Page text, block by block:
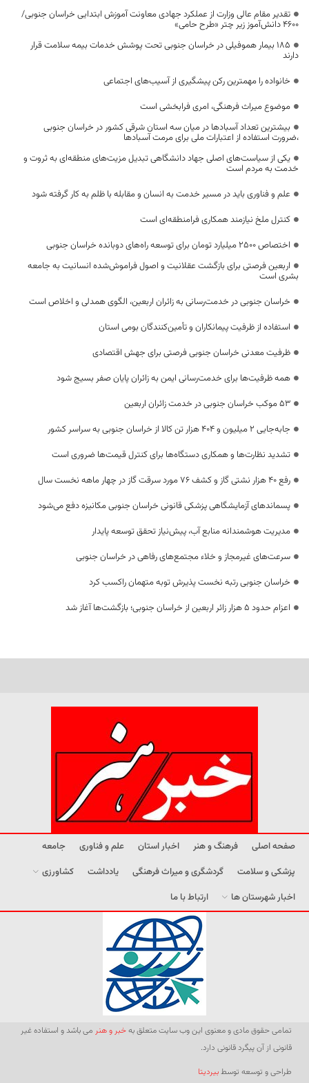
تقدیر مقام عالی وزارت از عملکرد جهادی معاونت آموزش ابتدایی خراسان جنوبی/
۴۶۰۰ دانش‌آموز زیر چتر «طرح حامی»
۱۸۵ بیمار هموفیلی در خراسان جنوبی تحت پوشش خدمات بیمه سلامت قرار
دارند
خانواده را مهمترین رکن پیشگیری از آسیب‌های اجتماعی
موضوع میراث فرهنگی، امری فرابخشی است
بیشترین تعداد آسبادها در میان سه استان شرقی کشور در خراسان جنوبی
،ضرورت استفاده از اعتبارات ملی برای مرمت آسبادها
یکی از سیاست‌های اصلی جهاد دانشگاهی تبدیل مزیت‌های منطقه‌ای به ثروت و
خدمت به مردم است
علم و فناوری باید در مسیر خدمت به انسان و مقابله با ظلم به کار گرفته شود
کنترل ملخ نیازمند همکاری فرامنطقه‌ای است
اختصاص 2500 میلیارد تومان برای توسعه راه‌های دوبانده خراسان جنوبی
اربعین فرصتی برای بازگشت عقلانیت و اصول فراموش‌شده انسانیت به جامعه
بشری است
خراسان جنوبی در خدمت‌رسانی به زائران اربعین، الگوی همدلی و اخلاص است
استفاده از ظرفیت پیمانکاران و تأمین‌کنندگان بومی استان
ظرفیت معدنی خراسان جنوبی فرصتی برای جهش اقتصادی
همه ظرفیت‌ها برای خدمت‌رسانی ایمن به زائران پایان صفر بسیج شود
53 موکب خراسان جنوبی در خدمت زائران اربعین
جابه‌جایی 2 میلیون و 404 هزار تن کالا از خراسان جنوبی به سراسر کشور
تشدید نظارت‌ها و همکاری دستگاه‌ها برای کنترل قیمت‌ها ضروری است
رفع 40 هزار نشتی گاز و کشف 76 مورد سرقت گاز در چهار ماهه نخست سال
پسماندهای آزمایشگاهی پزشکی قانونی خراسان جنوبی مکانیزه دفع می‌شود
مدیریت هوشمندانه منابع آب، پیش‌نیاز تحقق توسعه پایدار
سرعت‌های غیرمجاز و خلاء مجتمع‌های رفاهی در خراسان جنوبی
خراسان جنوبی رتبه نخست پذیرش توبه متهمان راکسب کرد
اعزام حدود 5 هزار زائر اربعین از خراسان جنوبی؛ بازگشت‌ها آغاز شد
صفحه اصلی فرهنگ و هنر اخبار استان علم و فناوری
جامعه
پزشکی و سلامت
گردشگری و میراث فرهنگی یادداشت
کشاورزی
اخبار شهرستان ها
ارتباط با ما
تمامی حقوق مادی و معنوی این وب سایت متعلق بهخبر و هنر می باشد و استفاده غیر
قانونی از آن پیگرد قانونی دارد.
طراحی و توسعه توسطبیردیتا